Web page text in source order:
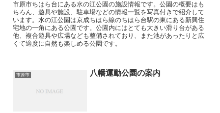
市原市ちはら台にある水の江公園の施設情報です。公園の概要はも
ちろん、遊具や施設、駐車場などの情報一覧を写真付きで紹介して
います。水の江公園は京成ちはら線のちはら台駅の東にある新興住
宅地の一角にある公園です。公園内にはとても大きい滑り台がある
他、複合遊具や広場なども整備されており、また池があったりと広
くて適度に自然も楽しめる公園です。
市原市 八幡運動公園の案内